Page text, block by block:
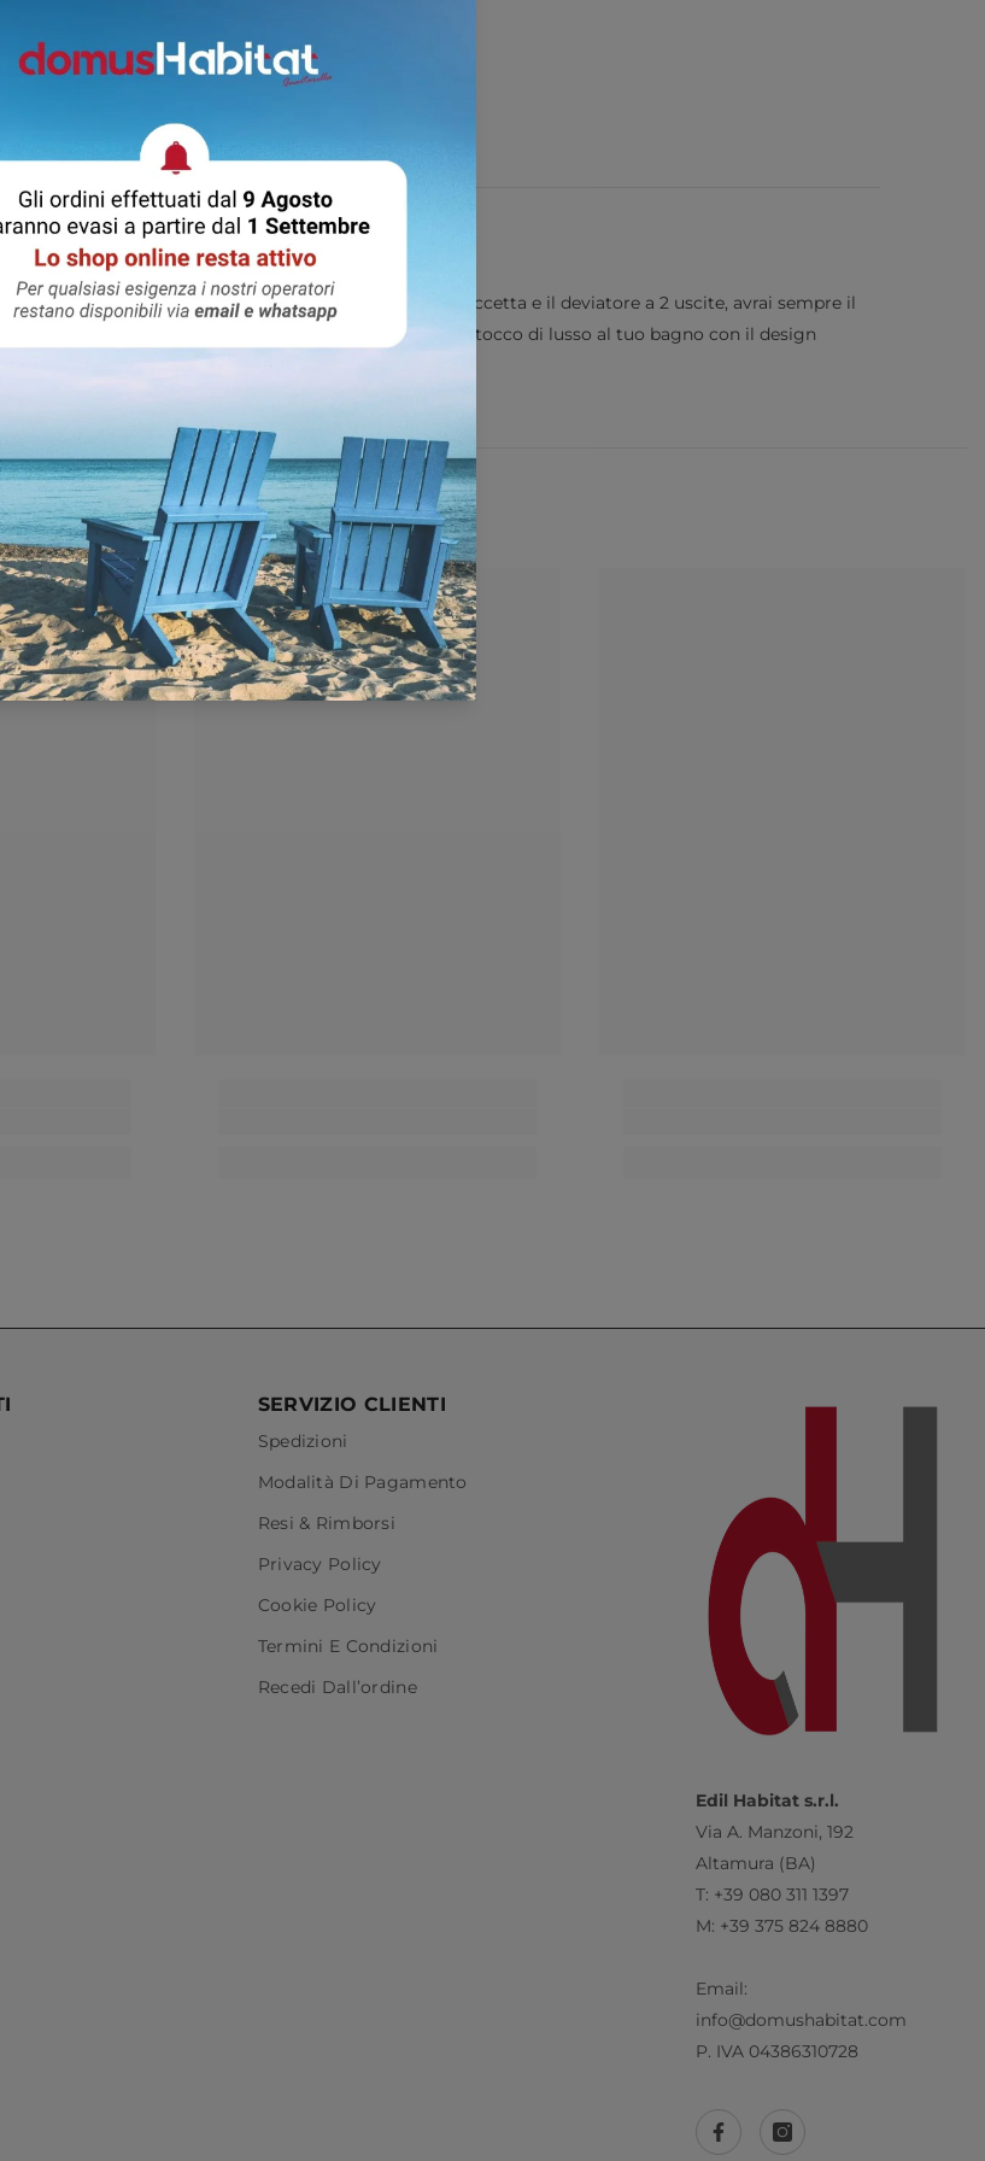
Scheda tecnica
e deviatore a 2 uscite.- 69469E
di doccia più rilassante e completa. Con la comoda doccetta e il deviatore a 2 uscite, avrai sempre il
o una doccia più precisa e mirata. Aggiungi un tocco di lusso al tuo bagno con il design
ANCHE PRENDERE IN CONSIDERAZIONE:
SERVIZIO CLIENTI
Spedizioni
Modalità Di Pagamento
Resi & Rimborsi
Privacy Policy
Cookie Policy
Termini E Condizioni
Recedi Dall’ordine
Edil Habitat s.r.l.
Via A. Manzoni, 192
Altamura (BA)
T: +39 080 311 1397
M: +39 375 824 8880
Email:
info@domushabitat.com
P. IVA 04386310728